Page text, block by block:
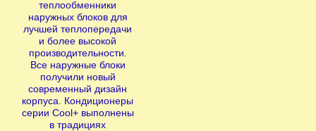
теплообменники
наружных блоков для
лучшей теплопередачи
и более высокой
производительности.
Все наружные блоки
получили новый
современный дизайн
корпуса. Кондиционеры
серии Cool+ выполнены
в традициях